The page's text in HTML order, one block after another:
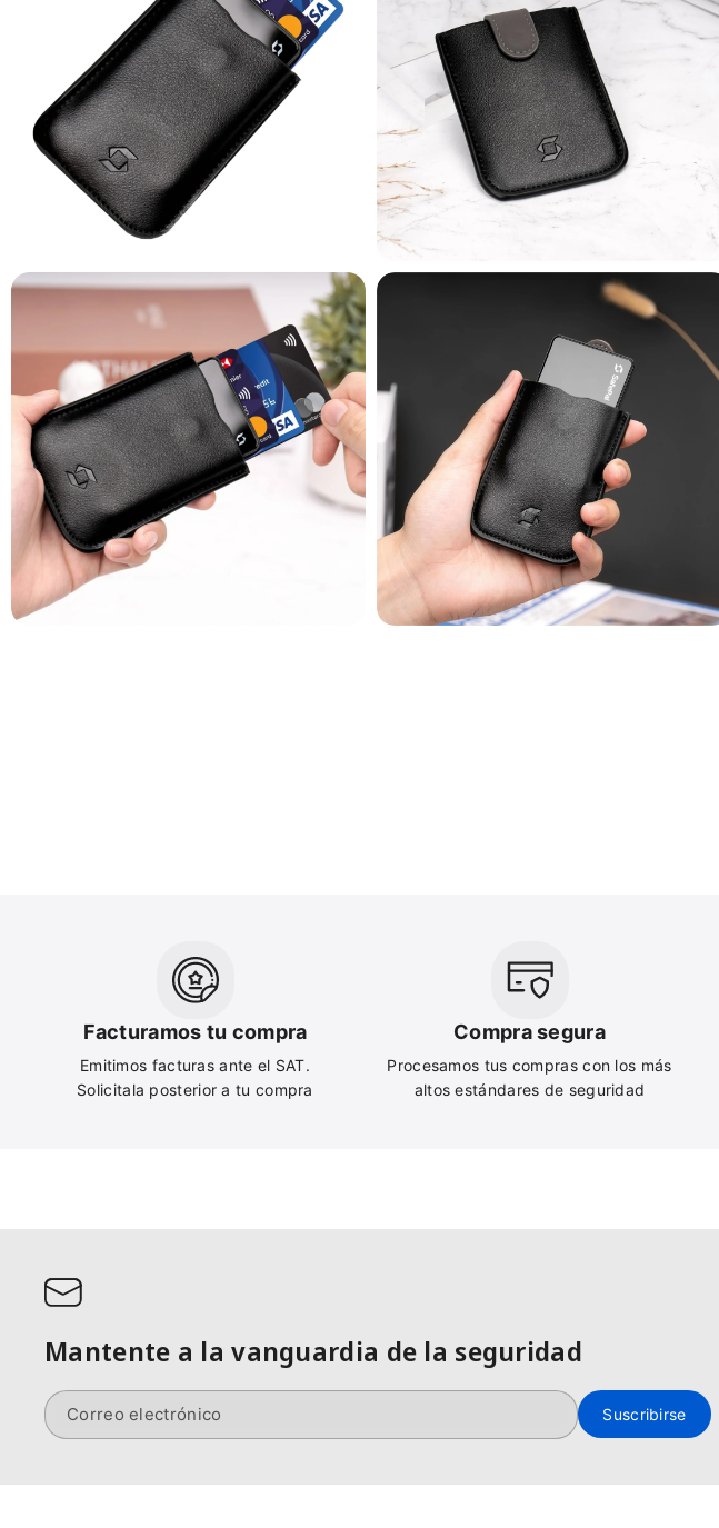
Facturamos tu compra
Emitimos facturas ante el SAT.
Solicitala posterior a tu compra
Compra segura
Procesamos tus compras con los más
altos estándares de seguridad
Mantente a la vanguardia de la seguridad
Correo electrónico Suscribirse